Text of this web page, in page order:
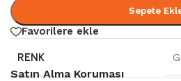
Sepete
Favorilere ekle
RENK
Satın Alma Koruması